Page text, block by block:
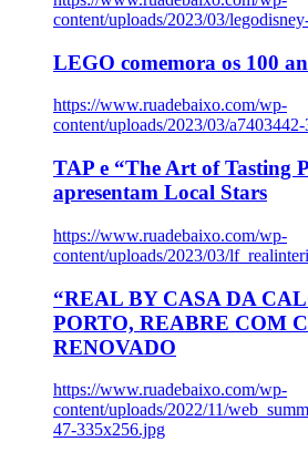
content/uploads/2023/03/
LEGO comemora os 100
https://www.ruadebaixo.com/wp-
content/uploads/2023/03/
TAP e “The Art of Tasting
apresentam Local Stars
https://www.ruadebaixo.com/wp-
content/uploads/2023/03/
“REAL BY CASA DA
PORTO, REABRE COM
RENOVADO
https://www.ruadebaixo.com/wp-
content/uploads/2022/11/
47-335x256.jpg